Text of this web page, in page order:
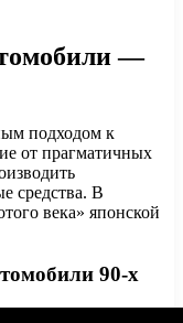
—
подходом к
от прагматичных
средства. В
века» японской
90-х